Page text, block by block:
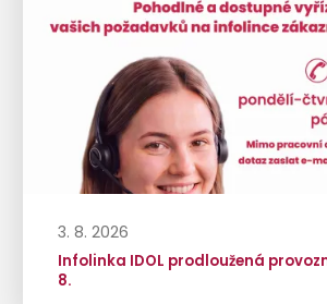
3. 8. 2026
Infolinka IDOL prodloužená
8.